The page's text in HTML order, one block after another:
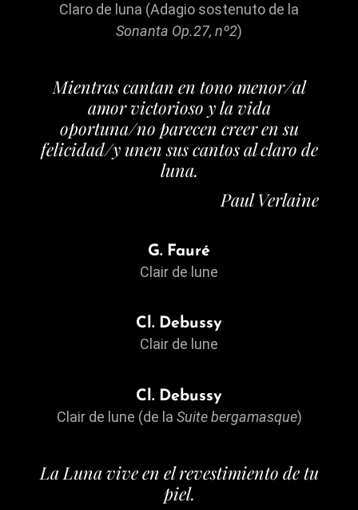
Claro de luna (Adagio sostenuto de la
Sonanta Op.27, nº2)
Mientras cantan en tono menor/al
amor victorioso y la vida
oportuna/no parecen creer en su
felicidad/y unen sus cantos al claro de
luna.
Paul Verlaine
G. Fauré
Clair de lune
Cl. Debussy
Clair de lune
Cl. Debussy
Clair de lune (de la Suite bergamasque)
La Luna vive en el revestimiento de tu
piel.